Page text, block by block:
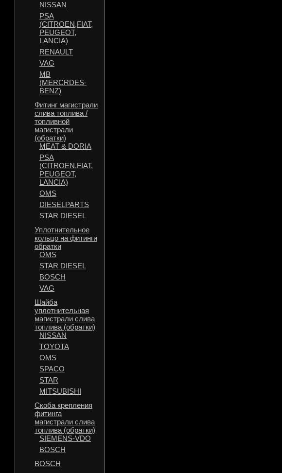
NISSAN
PSA
(CITROEN,FIAT,
PEUGEOT,
LANCIA)
RENAULT
VAG
MB
(MERCRDES-
BENZ)
Фитинг магистрали
слива топлива /
топливной
магистрали
(обратки)
MEAT & DORIA
PSA
(CITROEN,FIAT,
PEUGEOT,
LANCIA)
OMS
DIESELPARTS
STAR DIESEL
Уплотнительное
кольцо на фитинги
обратки
OMS
STAR DIESEL
BOSCH
VAG
Шайба
уплотнительная
магистрали слива
топлива (обратки)
NISSAN
TOYOTA
OMS
SPACO
STAR
MITSUBISHI
Скоба крепления
фитинга
магистрали слива
топлива (обратки)
SIEMENS-VDO
BOSCH
BOSCH